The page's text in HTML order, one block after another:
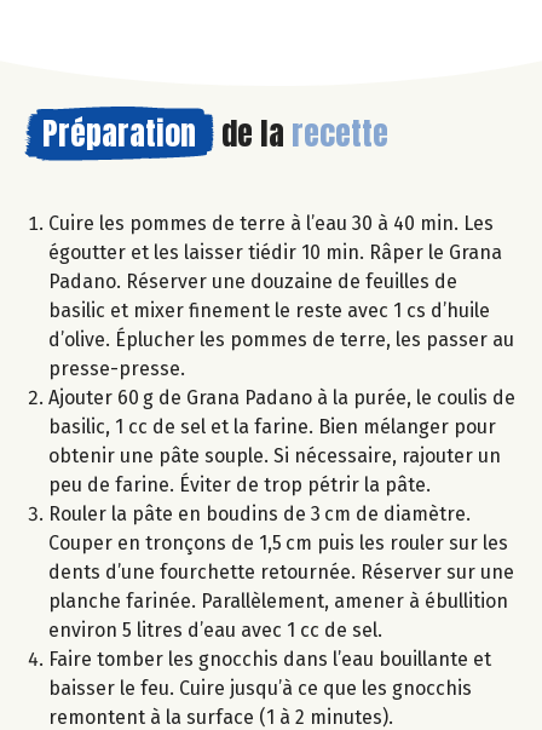
Préparation de la recette
Cuire les pommes de terre à l’eau 30 à 40 min. Les
égoutter et les laisser tiédir 10 min. Râper le Grana
Padano. Réserver une douzaine de feuilles de
basilic et mixer finement le reste avec 1 cs d’huile
d’olive. Éplucher les pommes de terre, les passer au
presse-presse.
Ajouter 60 g de Grana Padano à la purée, le coulis de
basilic, 1 cc de sel et la farine. Bien mélanger pour
obtenir une pâte souple. Si nécessaire, rajouter un
peu de farine. Éviter de trop pétrir la pâte.
Rouler la pâte en boudins de 3 cm de diamètre.
Couper en tronçons de 1,5 cm puis les rouler sur les
dents d’une fourchette retournée. Réserver sur une
planche farinée. Parallèlement, amener à ébullition
environ 5 litres d’eau avec 1 cc de sel.
Faire tomber les gnocchis dans l’eau bouillante et
baisser le feu. Cuire jusqu’à ce que les gnocchis
remontent à la surface (1 à 2 minutes).